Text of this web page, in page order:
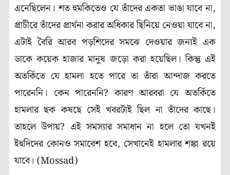
এনেছিলেন। শত হুমকিতেও যে তাঁদের একতা ভাঙা যাবে না,
প্রাচীরে তাঁদের প্রার্থনা করার অধিকার ছিনিয়ে নেওয়া যাবে না,
এটাই বৈরি আরব পড়শিদের সমঝে দেওয়ার জন্যই এক
ডাকে কয়েক হাজার মানুষ জড়ো করা হয়েছিল। কিন্তু এই
অতর্কিতে যে হামলা হতে পারে তা তাঁরা আন্দাজ করতে
পারেননি। কেন পারেননি? কারণ আরবরা যে অতর্কিতে
হামলার ছক কষছে সেই খবরটাই ছিল না তাঁদের কাছে।
তাহলে উপায়? এই সমস্যার সমাধান না হলে তো যখনই
ইহুদিদের কোনও সমাবেশ হবে, সেখানেই হামলার শঙ্কা রয়ে
যাবে। (Mossad)